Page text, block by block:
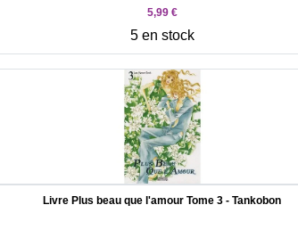
5,99 €
5 en stock
Livre Plus beau que l'amour Tome 3 - Tankobon